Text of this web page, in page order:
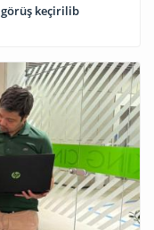
keçirilib